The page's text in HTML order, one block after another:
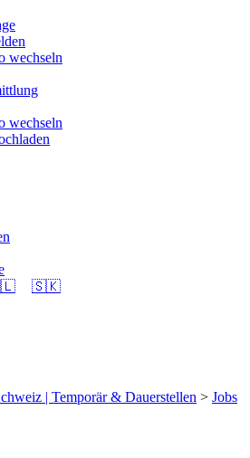
wechseln
wechseln
🇸🇰
| Temporär & Dauerstellen > Jobs